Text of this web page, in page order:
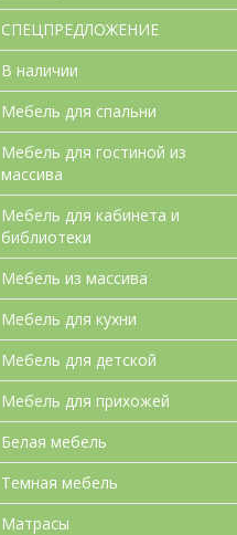
СПЕЦПРЕДЛОЖЕНИЕ
В наличии
Мебель для спальни
Мебель для гостиной из
массива
Мебель для кабинета и
библиотеки
Мебель из массива
Мебель для кухни
Мебель для детcкой
Мебель для прихожей
Белая мебель
Темная мебель
Матрасы